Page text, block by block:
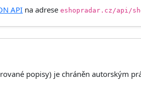
API na adreseeshopradar.cz/api/
popisy) je chráněn autorským